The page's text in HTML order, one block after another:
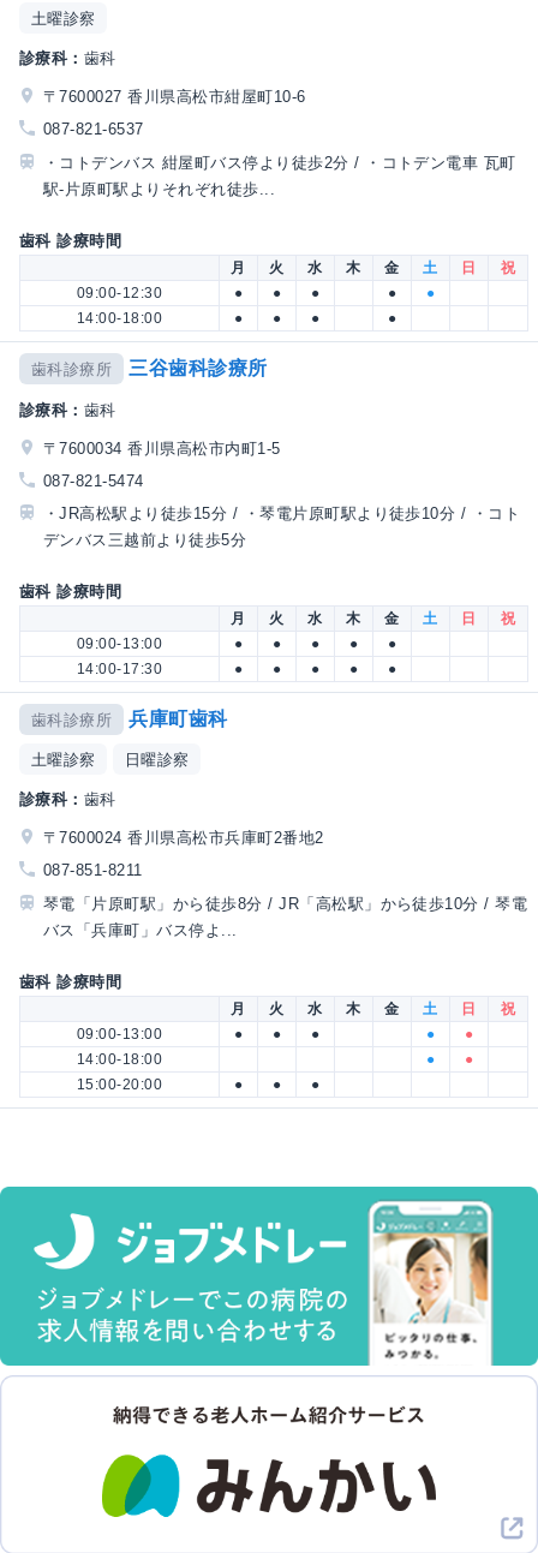
土曜診察
診療科： 歯科
〒7600027 香川県高松市紺屋町10-6
087-821-6537
・コトデンバス 紺屋町バス停より徒歩2分 / ・コトデン電車 瓦町
駅-片原町駅よりそれぞれ徒歩...
歯科 診療時間
月 火 水 木 金 土 日
祝
09:00-12:30
● ● ● ●
●
14:00-18:00
● ● ● ●
歯科診療所 三谷歯科診療所
診療科： 歯科
〒7600034 香川県高松市内町1-5
087-821-5474
・JR高松駅より徒歩15分 / ・琴電片原町駅より徒歩10分 / ・コト
デンバス三越前より徒歩5分
歯科 診療時間
月 火 水 木 金 土 日
祝
09:00-13:00
● ● ● ●
●
14:00-17:30
● ● ● ● ●
歯科診療所 兵庫町歯科
土曜診察 日曜診察
診療科： 歯科
〒7600024 香川県高松市兵庫町2番地2
087-851-8211
琴電「片原町駅」から徒歩8分 / JR「高松駅」から徒歩10分 / 琴電
バス「兵庫町」バス停よ...
歯科 診療時間
月 火 水 木 金 土 日
祝
09:00-13:00
● ● ● ●
●
14:00-18:00
●
●
15:00-20:00
● ● ●